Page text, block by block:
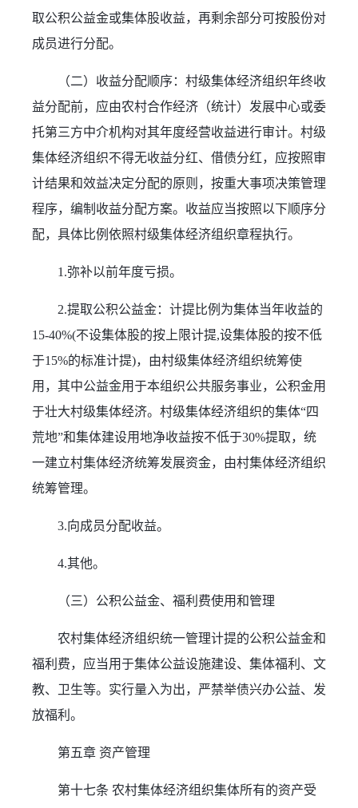
取公积公益金或集体股收益，再剩余部分可按股份对
成员进行分配。
（二）收益分配顺序：村级集体经济组织年终收
益分配前，应由农村合作经济（统计）发展中心或委
托第三方中介机构对其年度经营收益进行审计。村级
集体经济组织不得无收益分红、借债分红，应按照审
计结果和效益决定分配的原则，按重大事项决策管理
程序，编制收益分配方案。收益应当按照以下顺序分
配，具体比例依照村级集体经济组织章程执行。
1.弥补以前年度亏损。
2.提取公积公益金：计提比例为集体当年收益的
15-40%(不设集体股的按上限计提,设集体股的按不低
于15%的标准计提)，由村级集体经济组织统筹使
用，其中公益金用于本组织公共服务事业，公积金用
于壮大村级集体经济。村级集体经济组织的集体“四
荒地”和集体建设用地净收益按不低于30%提取，统
一建立村集体经济统筹发展资金，由村集体经济组织
统筹管理。
3.向成员分配收益。
4.其他。
（三）公积公益金、福利费使用和管理
农村集体经济组织统一管理计提的公积公益金和
福利费，应当用于集体公益设施建设、集体福利、文
教、卫生等。实行量入为出，严禁举债兴办公益、发
放福利。
第五章 资产管理
第十七条 农村集体经济组织集体所有的资产受